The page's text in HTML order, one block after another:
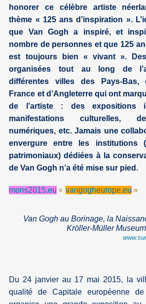
honorer ce célèbre artiste
thème « 125 ans d’inspiration ».
que Van Gogh a inspiré, et
nombre de personnes et que 125
est toujours bien « vivant ».
organisées tout au long de
différentes villes des Pays-Bas,
France et d’Angleterre qui ont
de l’artiste : des expositions
manifestations culturelles,
numériques, etc. Jamais une
envergure entre les institutions
patrimoniaux) dédiées à la
de Van Gogh n’a été mise sur pied.
mons2015.eu vangogheurope.eu
Van Gogh au Borinage, la
Kröller-Müller
Du 24 janvier au 17 mai 2015, la
qualité de Capitale européenne